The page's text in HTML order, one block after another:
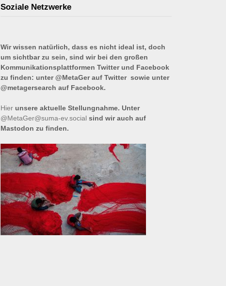
Soziale Netzwerke
Wir wissen natürlich, dass es nicht ideal ist, doch
um sichtbar zu sein, sind wir bei den großen
Kommunikationsplattformen Twitter und Facebook
zu finden: unter @MetaGer auf Twitter sowie unter
@metagersearch auf Facebook.
Hierunsere aktuelle Stellungnahme. Unter
@MetaGer@suma-ev.social sind wir auch auf
Mastodon zu finden.